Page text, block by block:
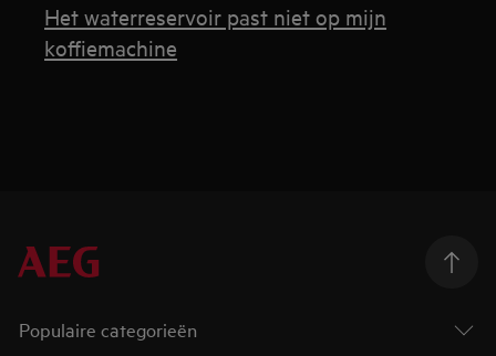
Het waterreservoir past niet op mijn
koffiemachine
Populaire categorieën